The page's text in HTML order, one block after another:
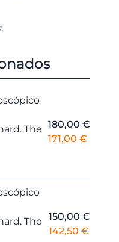
The 180,00€
El
era:
171,00 €
es:
The
150,00€
El
142,50 €